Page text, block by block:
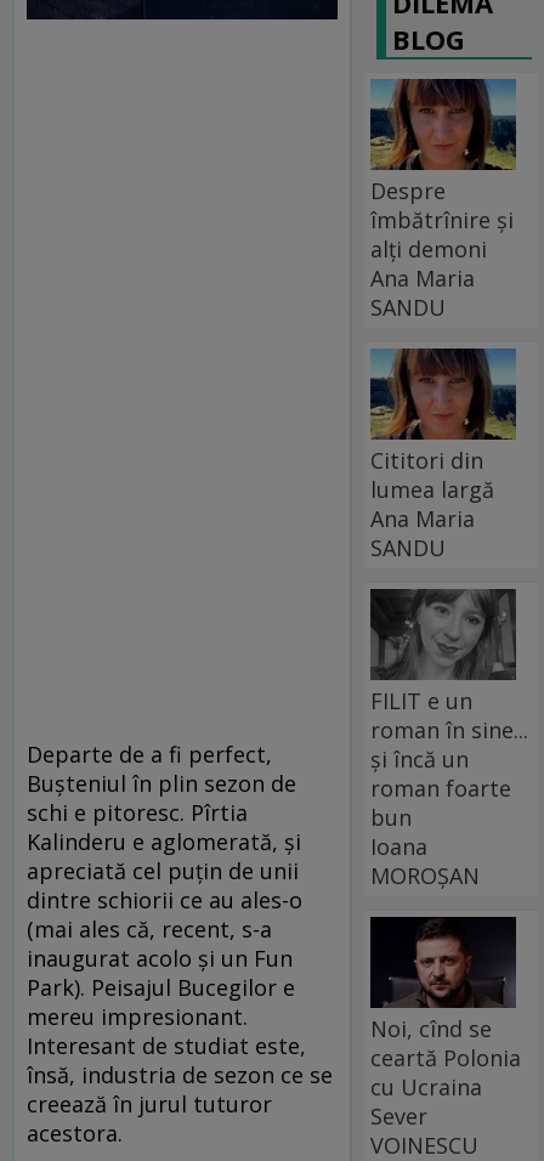
Departe de a fi perfect,
Bușteniul în plin sezon de
schi e pitoresc. Pîrtia
Kalinderu e aglomerată, și
apreciată cel puțin de unii
dintre schiorii ce au ales-o
(mai ales că, recent, s-a
inaugurat acolo și un Fun
Park). Peisajul Bucegilor e
mereu impresionant.
Interesant de studiat este,
însă, industria de sezon ce se
creează în jurul tuturor
acestora.
BLOG
Despre
îmbătrînire și
alți demoni
Ana Maria
SANDU
Cititori din
lumea largă
Ana Maria
SANDU
FILIT e un
roman în sine...
și încă un
roman foarte
bun
Ioana
MOROȘAN
Noi, cînd se
ceartă Polonia
cu Ucraina
Sever
VOINESCU